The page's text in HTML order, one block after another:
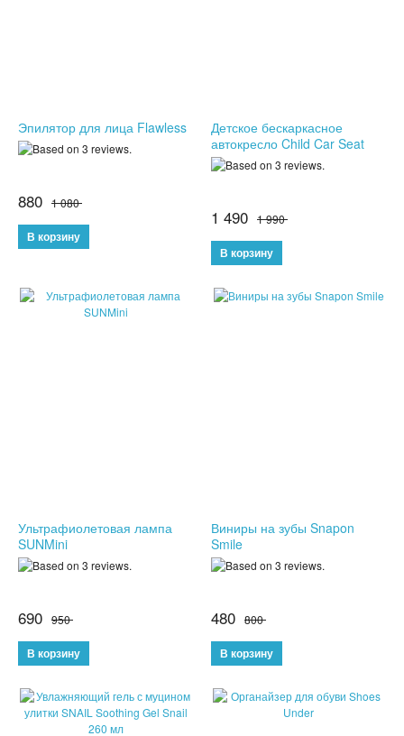
МУЖСКИЕ ЧАСЫ
ЖЕНСКИЕ ЧАСЫ
КВАРЦЕВЫЕ ЧАСЫ
ТОВАРЫ ИЗ ТЕЛЕМАГАЗИНА
ЭЛЕКТРОСАМОКАТЫ
ЭЛЕКТРОСКЕЙТЫ
СПИННЕРЫ,АНТИСТРЕСС
РАЗВИВАЮЩИЕ ИГРУШКИ
Эпилятор для лица Flawless
880 1 080
Детское бескаркасное
автокресло Child Car Seat
1 490 1 990
Ультрафиолетовая лампа
SUNMini
690 950
Виниры на зубы Snapon
Smile
480 800